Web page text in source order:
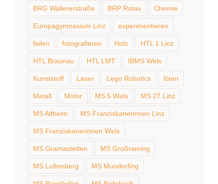
BRG Wallererstraße BRP Rotax Chemie
Europagymnasium Linz experimentieren
feilen fotografieren Holz HTL 1 Linz
HTL Braunau HTL LMT IBMS Wels
Kunststoff Laser Lego Robotics löten
Metall Motor MS 5 Wels MS 27 Linz
MS Altheim MS Franziskanerinnen Linz
MS Franziskanerinnen Wels
MS Gramastetten MS Großraming
MS Luftenberg MS Munderfing